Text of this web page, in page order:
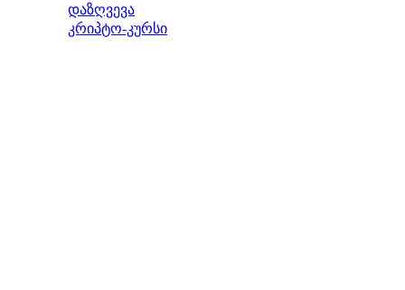
დაზღვევა
კრიპტო-კურსი